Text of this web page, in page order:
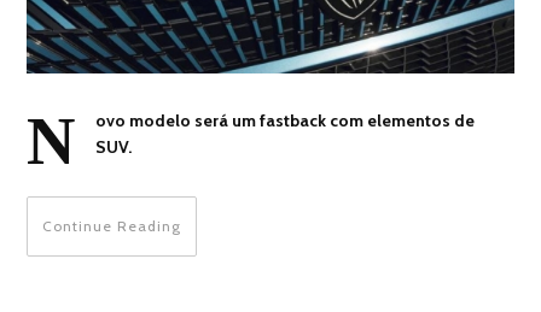
N
ovo modelo será um fastback com elementos de
SUV.
Continue Reading